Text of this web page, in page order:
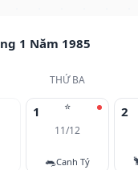
1 Năm 1985
THỨ BA
⭐
1
11/12
🐀Canh Tý
2